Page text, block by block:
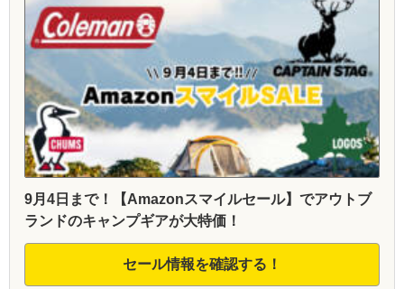
9月4日まで！【Amazonスマイルセール】でアウトブ
ランドのキャンプギアが大特価！
セール情報を確認する！